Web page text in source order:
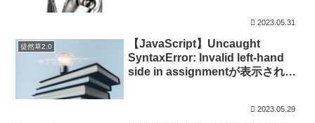
2023.05.31
徒然草2.0
【JavaScript】Uncaught
SyntaxError: Invalid left-hand
side in assignmentが表示される
2023.05.29